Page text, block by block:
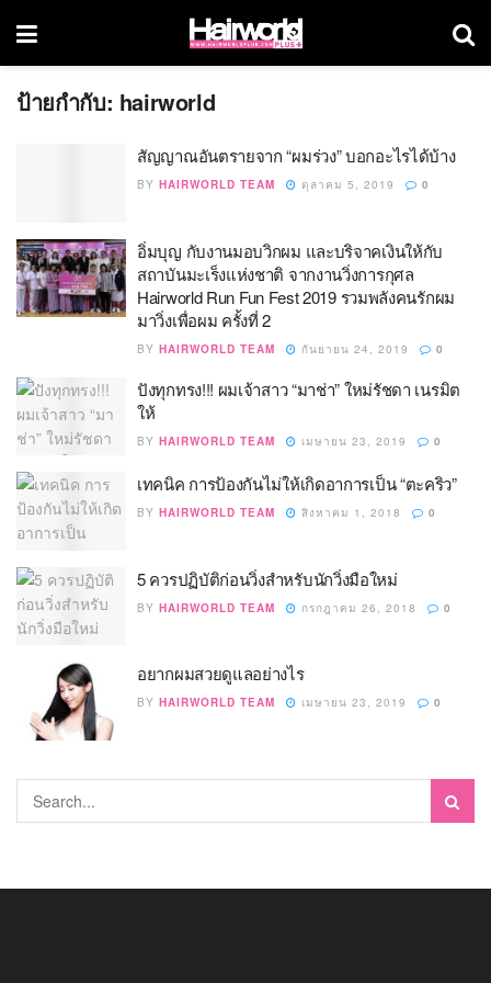
ป้ายกำกับ: hairworld
สัญญาณอันตรายจาก “ผมร่วง” บอกอะไรได้บ้าง
BY HAIRWORLD TEAM ตุลาคม 5, 2019 0
อิ่มบุญ กับงานมอบวิกผม และบริจาคเงินให้กับ
สถาบันมะเร็งแห่งชาติ จากงานวิ่งการกุศล
Hairworld Run Fun Fest 2019 รวมพลังคนรักผม
มาวิ่งเพื่อผม ครั้งที่ 2
BY HAIRWORLD TEAM กันยายน 24, 2019 0
ปังทุกทรง!!! ผมเจ้าสาว “มาช่า” ใหม่รัชดา เนรมิต
ให้
BY HAIRWORLD TEAM เมษายน 23, 2019 0
เทคนิค การป้องกันไม่ให้เกิดอาการเป็น “ตะคริว”
BY HAIRWORLD TEAM สิงหาคม 1, 2018 0
5 ควรปฏิบัติก่อนวิ่งสำหรับนักวิ่งมือใหม่
BY HAIRWORLD TEAM กรกฎาคม 26, 2018 0
อยากผมสวยดูแลอย่างไร
BY HAIRWORLD TEAM เมษายน 23, 2019 0